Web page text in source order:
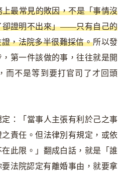
上最常見的敗因，不是「事情沒
卻證明不出來」——只有自己的
，法院多半很難採信。所以發
第一件該做的事，往往就是開
而不是等到要打官司了才回頭
定：「當事人主張有利於己之事
責任。但法律別有規定，或依
此限。」翻成白話，就是「誰
法院認定有離婚事由，就要拿